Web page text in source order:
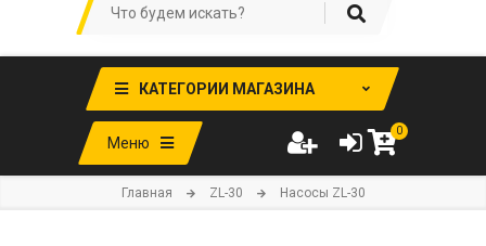
КАТЕГОРИИ МАГАЗИНА
Меню
0
Главная ZL-30 Насосы ZL-30